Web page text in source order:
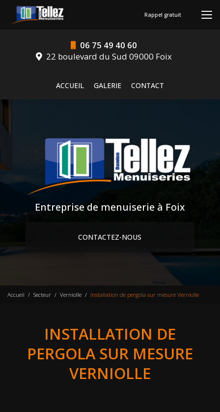
contenu
06 75 49 40 60
22 boulevard du Sud 09000 Foix
ACCUEIL
GALERIE CONTACT
Rappel gratuit
Entreprise de menuiserie à Foix
CONTACTEZ-NOUS
Accueil Secteur Verniolle Installation de pergola sur mesure Verniolle
INSTALLATION DE
PERGOLA SUR MESURE
VERNIOLLE